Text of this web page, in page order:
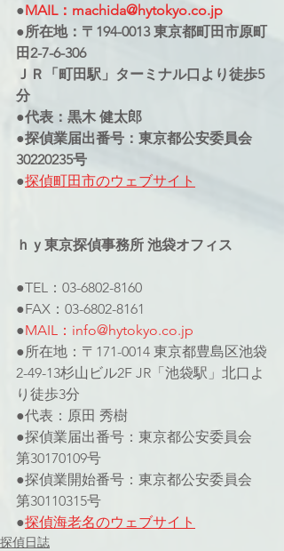
●MAIL：machida@hytokyo.co.jp
●所在地：〒194-0013 東京都町田市原町
田2-7-6-306
ＪＲ「町田駅」ターミナル口より徒歩5
分
●代表：黒木 健太郎
●探偵業届出番号：東京都公安委員会
30220235号
●探偵町田市のウェブサイト
ｈｙ東京探偵事務所 池袋オフィス
●TEL：03-6802-8160
●FAX：03-6802-8161
●MAIL：info@hytokyo.co.jp
●所在地：〒171-0014 東京都豊島区池袋
2-49-13杉山ビル2F JR「池袋駅」北口よ
り徒歩3分
●代表：原田 秀樹
●探偵業届出番号：東京都公安委員会
第30170109号
●探偵業開始番号：東京都公安委員会
第30110315号
●探偵海老名のウェブサイト
探偵日誌